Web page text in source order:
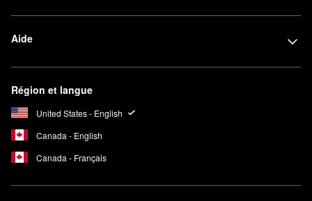
Aide
Région et langue
United States - English
Canada - English
Canada - Français